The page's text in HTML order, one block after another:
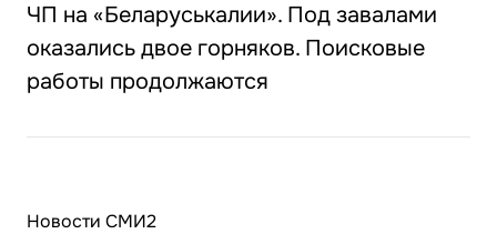
ЧП на «Беларуськалии». Под завалами
оказались двое горняков. Поисковые
работы продолжаются
Новости СМИ2